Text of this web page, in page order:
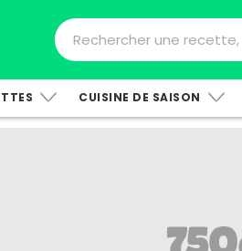
CUISINE DE SAISON